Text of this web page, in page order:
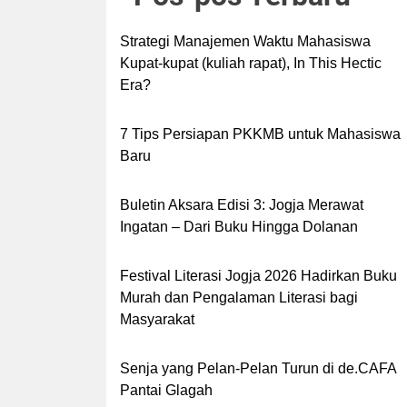
Strategi Manajemen Waktu Mahasiswa
Kupat-kupat (kuliah rapat), In This Hectic
Era?
7 Tips Persiapan PKKMB untuk Mahasiswa
Baru
Buletin Aksara Edisi 3: Jogja Merawat
Ingatan – Dari Buku Hingga Dolanan
Festival Literasi Jogja 2026 Hadirkan Buku
Murah dan Pengalaman Literasi bagi
Masyarakat
Senja yang Pelan-Pelan Turun di de.CAFA
Pantai Glagah